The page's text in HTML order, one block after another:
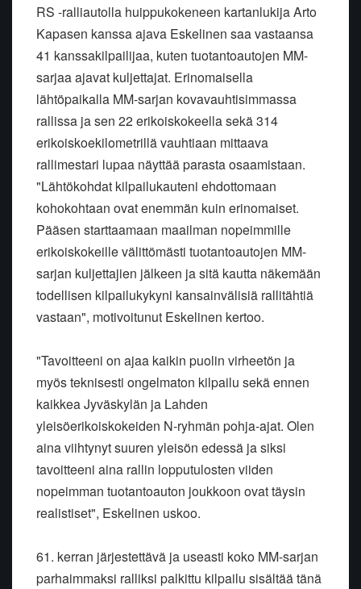
RS -ralliautolla huippukokeneen kartanlukija Arto
Kapasen kanssa ajava Eskelinen saa vastaansa
41 kanssakilpailijaa, kuten tuotantoautojen MM-
sarjaa ajavat kuljettajat. Erinomaisella
lähtöpaikalla MM-sarjan kovavauhtisimmassa
rallissa ja sen 22 erikoiskokeella sekä 314
erikoiskoekilometrillä vauhtiaan mittaava
rallimestari lupaa näyttää parasta osaamistaan.
"Lähtökohdat kilpailukauteni ehdottomaan
kohokohtaan ovat enemmän kuin erinomaiset.
Pääsen starttaamaan maailman nopeimmille
erikoiskokeille välittömästi tuotantoautojen MM-
sarjan kuljettajien jälkeen ja sitä kautta näkemään
todellisen kilpailukykyni kansainvälisiä rallitähtiä
vastaan", motivoitunut Eskelinen kertoo.
"Tavoitteeni on ajaa kaikin puolin virheetön ja
myös teknisesti ongelmaton kilpailu sekä ennen
kaikkea Jyväskylän ja Lahden
yleisöerikoiskokeiden N-ryhmän pohja-ajat. Olen
aina viihtynyt suuren yleisön edessä ja siksi
tavoitteeni aina rallin lopputulosten viiden
nopeimman tuotantoauton joukkoon ovat täysin
realistiset", Eskelinen uskoo.
61. kerran järjestettävä ja useasti koko MM-sarjan
parhaimmaksi ralliksi palkittu kilpailu sisältää tänä